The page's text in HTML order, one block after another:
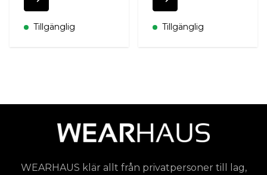
Tillgänglig Tillgänglig
WEARHAUS klär allt från privatpersoner till lag,